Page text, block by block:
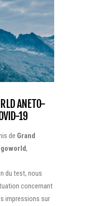
ANETO-
19
de Grand
,
du test, nous
concernant
impressions sur